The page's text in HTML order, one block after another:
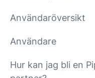
Användaröversikt
Användare
Hur kan jag bli en